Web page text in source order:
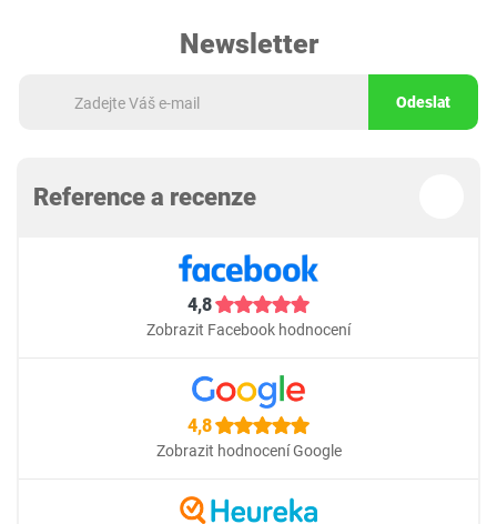
Newsletter
Odeslat
Reference a recenze
4,8
Zobrazit Facebook hodnocení
4,8
Zobrazit hodnocení Google